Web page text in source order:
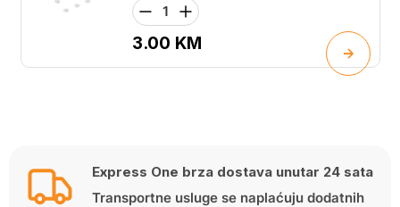
3.00 KM
Express One brza dostava unutar 24 sata
Transportne usluge se naplaćuju dodatnih